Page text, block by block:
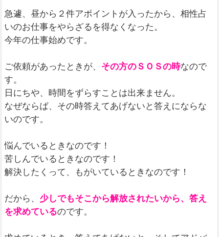
急遽、昼から２件アポイントが入ったから、相性占
いのお仕事をやらざるを得なくなった。
今年の仕事始めです。
ご依頼があったときが、 その方のＳＯＳの時なので
す。
日にちや、時間をずらすことは出来ません。
なぜならば、その時答えてあげないと答えにならな
いのです。
悩んでいるときなのです！
苦しんでいるときなのです！
解決したくって、もがいているときなのです！
だから、 少しでもそこから解放されたいから、答え
を求めているのです。